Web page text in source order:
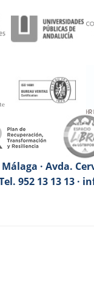
· Avda.
952 13 13 13 ·